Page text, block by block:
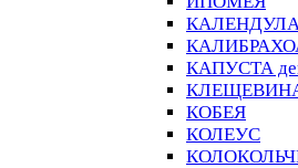
КАПУСТА
КОБЕЯ
КОЛЕУС